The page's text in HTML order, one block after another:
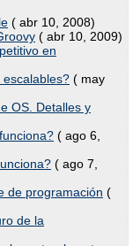
( abr 10, 2008)
( abr 10, 2009)
en
( may
OS. Detalles y
( ago 6,
( ago 7,
de programación (
de la